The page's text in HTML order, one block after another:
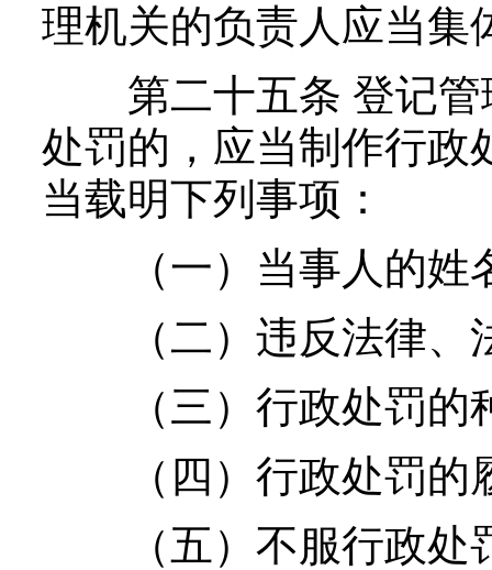
理机关的负责人应当集
第二十五条 登记管
处罚的，应当制作行政
当载明下列事项：
（一）当事人的姓
（二）违反法律、
（三）行政处罚的
（四）行政处罚的
（五）不服行政处